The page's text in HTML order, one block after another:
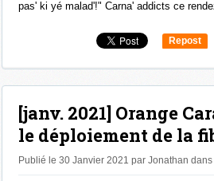
pas' ki yé malad'!" Carna' addicts ce
Repost
[janv. 2021] Orange
le déploiement de la
Publié le 30 Janvier 2021 par Jonathan dans